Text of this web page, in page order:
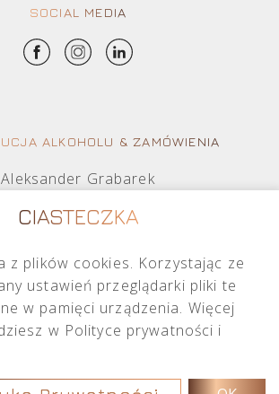
SOCIAL MEDIA
ALKOHOLU & ZAMÓWIENIA
Aleksander Grabarek
+48 512 569 456
Mateusz Sielczak
+48 793 079 027
CIASTECZKA
z plików cookies. Korzystając ze
ustawień przeglądarki pliki te
w pamięci urządzenia. Więcej
w Polityce prywatności i